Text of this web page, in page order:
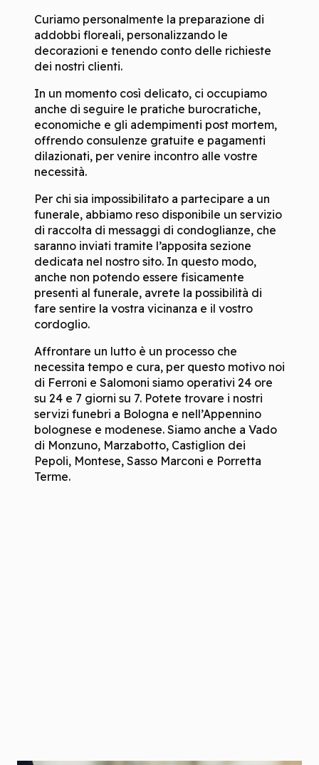
Curiamo personalmente la preparazione di
addobbi floreali, personalizzando le
decorazioni e tenendo conto delle richieste
dei nostri clienti.
In un momento così delicato, ci occupiamo
anche di seguire le pratiche burocratiche,
economiche e gli adempimenti post mortem,
offrendo consulenze gratuite e pagamenti
dilazionati, per venire incontro alle vostre
necessità.
Per chi sia impossibilitato a partecipare a un
funerale, abbiamo reso disponibile un servizio
di raccolta di messaggi di condoglianze, che
saranno inviati tramite l’apposita sezione
dedicata nel nostro sito. In questo modo,
anche non potendo essere fisicamente
presenti al funerale, avrete la possibilità di
fare sentire la vostra vicinanza e il vostro
cordoglio.
Affrontare un lutto è un processo che
necessita tempo e cura, per questo motivo noi
di Ferroni e Salomoni siamo operativi 24 ore
su 24 e 7 giorni su 7. Potete trovare i nostri
servizi funebri a Bologna e nell’Appennino
bolognese e modenese. Siamo anche a Vado
di Monzuno, Marzabotto, Castiglion dei
Pepoli, Montese, Sasso Marconi e Porretta
Terme.